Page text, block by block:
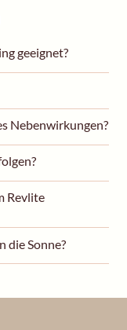
geeignet?
Nebenwirkungen?
Revlite
die Sonne?